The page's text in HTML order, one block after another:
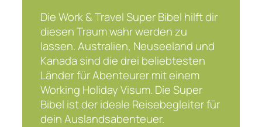
Die Work & Travel Super Bibel hilft dir
diesen Traum wahr werden zu
lassen. Australien, Neuseeland und
Kanada sind die drei beliebtesten
Länder für Abenteurer mit einem
Working Holiday Visum. Die Super
Bibel ist der ideale Reisebegleiter für
dein Auslandsabenteuer.